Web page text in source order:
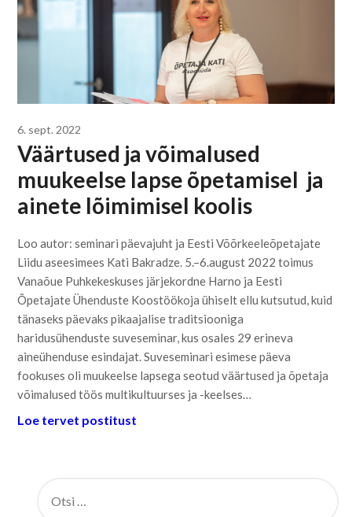
6. sept. 2022
Väärtused ja võimalused
muukeelse lapse õpetamisel ja
ainete lõimimisel koolis
Loo autor: seminari päevajuht ja Eesti Võõrkeeleõpetajate
Liidu aseesimees Kati Bakradze. 5.–6.august 2022 toimus
Vanaõue Puhkekeskuses järjekordne Harno ja Eesti
Õpetajate Ühenduste Koostöökoja ühiselt ellu kutsutud, kuid
tänaseks päevaks pikaajalise traditsiooniga
haridusühenduste suveseminar, kus osales 29 erineva
aineühenduse esindajat. Suveseminari esimese päeva
fookuses oli muukeelse lapsega seotud väärtused ja õpetaja
võimalused töös multikultuurses ja -keelses…
Loe tervet postitust